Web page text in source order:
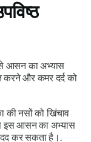
आसन का अभ्यास
करने और कमर दर्द को
नसों को खिंचाव
इस आसन का अभ्यास
कर सकता है।.